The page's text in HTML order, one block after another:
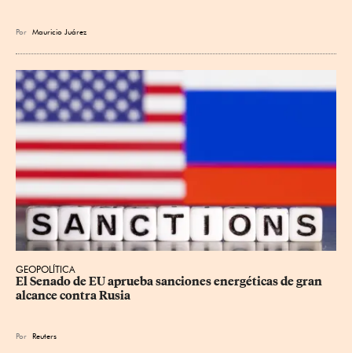
Por Mauricio Juárez
GEOPOLÍTICA
El Senado de EU aprueba sanciones energéticas de gran
alcance contra Rusia
Por Reuters